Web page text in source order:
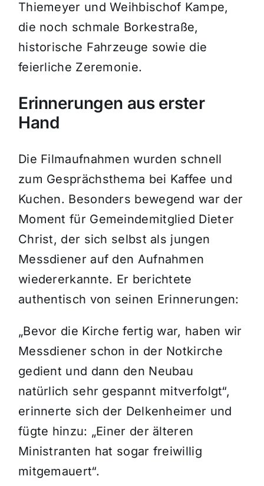
Thiemeyer und Weihbischof Kampe,
die noch schmale Borkestraße,
historische Fahrzeuge sowie die
feierliche Zeremonie.
Erinnerungen aus erster
Hand
Die Filmaufnahmen wurden schnell
zum Gesprächsthema bei Kaffee und
Kuchen. Besonders bewegend war der
Moment für Gemeindemitglied Dieter
Christ, der sich selbst als jungen
Messdiener auf den Aufnahmen
wiedererkannte. Er berichtete
authentisch von seinen Erinnerungen:
„Bevor die Kirche fertig war, haben wir
Messdiener schon in der Notkirche
gedient und dann den Neubau
natürlich sehr gespannt mitverfolgt“,
erinnerte sich der Delkenheimer und
fügte hinzu: „Einer der älteren
Ministranten hat sogar freiwillig
mitgemauert“.